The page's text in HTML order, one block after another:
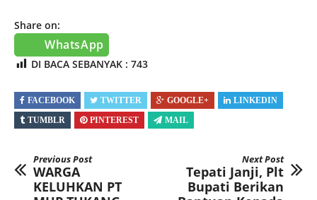
Share on:
WhatsApp
DI BACA SEBANYAK : 743
FACEBOOK TWITTER GOOGLE+
LINKEDIN
TUMBLR
PINTEREST MAIL
Previous Post
WARGA
KELUHKAN PT
Next Post
Tepati Janji, Plt
Bupati Berikan